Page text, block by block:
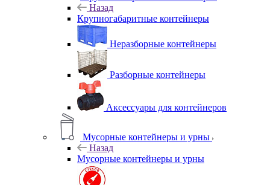
Назад
Крупногабаритные контейнеры
Неразборные контейнеры
Разборные контейнеры
Аксессуары для контейнеров
Мусорные контейнеры и урны
Назад
Мусорные контейнеры и урны